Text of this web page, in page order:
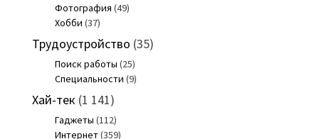
Фотография (49)
Хобби (37)
Трудоустройство (35)
Поиск работы (25)
Специальности (9)
Хай-тек (1 141)
Гаджеты (112)
Интернет(359)